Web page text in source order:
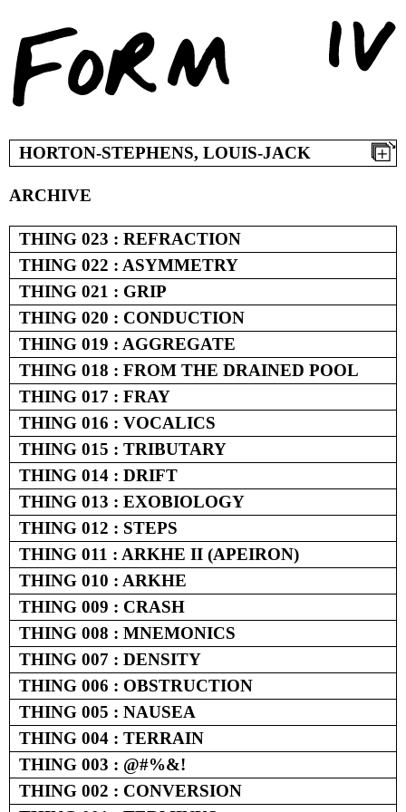
content
HORTON-STEPHENS, LOUIS-JACK
ARCHIVE
THING 023 : REFRACTION
THING 022 : ASYMMETRY
THING 021 : GRIP
THING 020 : CONDUCTION
THING 019 : AGGREGATE
THING 018 : FROM THE DRAINED POOL
THING 017 : FRAY
THING 016 : VOCALICS
THING 015 : TRIBUTARY
THING 014 : DRIFT
THING 013 : EXOBIOLOGY
THING 012 : STEPS
THING 011 : ARKHE II (APEIRON)
THING 010 : ARKHE
THING 009 : CRASH
THING 008 : MNEMONICS
THING 007 : DENSITY
THING 006 : OBSTRUCTION
THING 005 : NAUSEA
THING 004 : TERRAIN
THING 003 : @#%&!
THING 002 : CONVERSION